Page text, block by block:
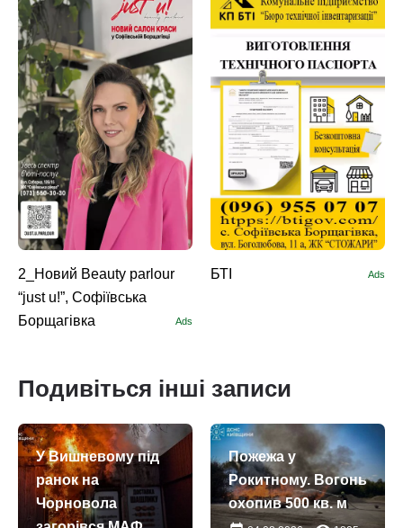
2_Новий Beauty parlour
“just u!”, Софіївська
Борщагівка
Ads
БТІ Ads
Подивіться інші записи
У Вишневому під
ранок на
Чорновола
Пожежа у
Рокитному. Вогонь
охопив 500 кв. м